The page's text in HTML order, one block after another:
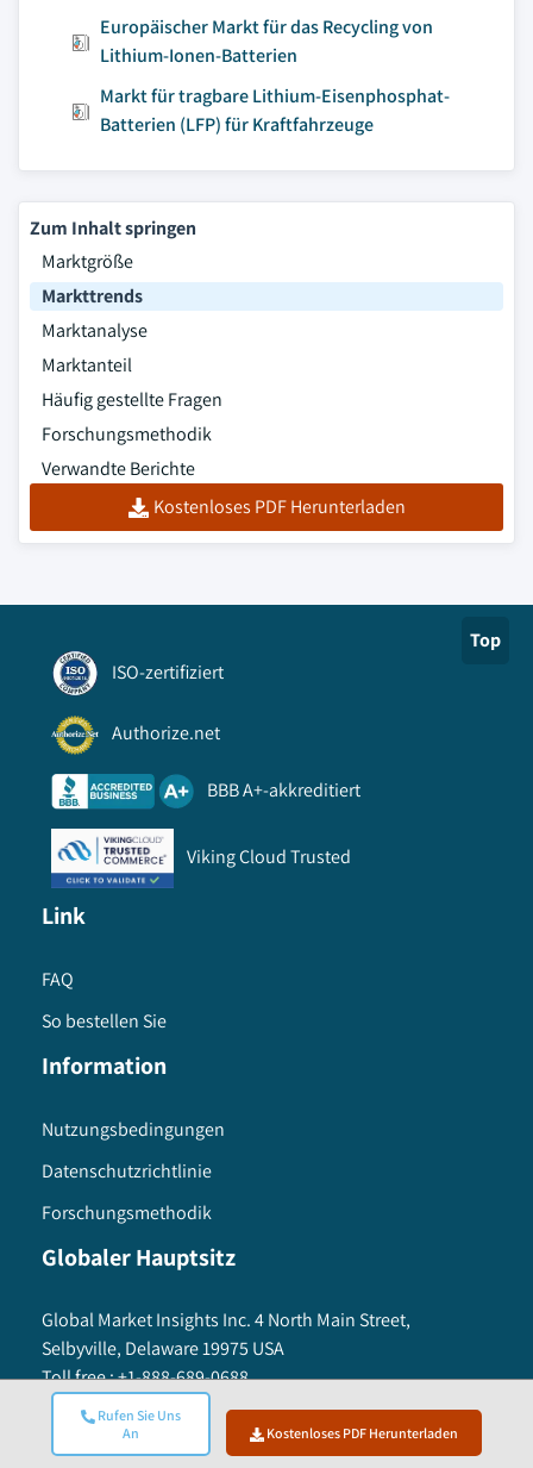
Rufen Sie Uns
An
Kostenloses PDF Herunterladen
Europäischer Markt für das Recycling von
Lithium-Ionen-Batterien
Markt für tragbare Lithium-Eisenphosphat-
Batterien (LFP) für Kraftfahrzeuge
Zum Inhalt springen
Marktgröße
Markttrends
Marktanalyse
Marktanteil
Häufig gestellte Fragen
Forschungsmethodik
Verwandte Berichte
Kostenloses PDF Herunterladen
Top
ISO-zertifiziert
Authorize.net
BBB A+-akkreditiert
Viking Cloud Trusted
Link
FAQ
So bestellen Sie
Information
Nutzungsbedingungen
Datenschutzrichtlinie
Forschungsmethodik
Globaler Hauptsitz
Global Market Insights Inc. 4 North Main Street,
Selbyville, Delaware 19975 USA
Toll free :+1-888-689-0688
USA :+1-302-846-7766
+65-3129-7718